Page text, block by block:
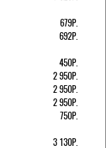
679Р.
692Р.
450Р.
2 950Р.
2 950Р.
2 950Р.
750Р.
3 130Р.